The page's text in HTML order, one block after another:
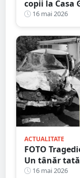
copii la Casa
16 mai 2026
ACTUALITATE
FOTO
Un tânăr
viața într-un
16 mai 2026